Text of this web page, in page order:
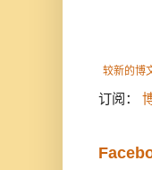
较新的博
订阅：